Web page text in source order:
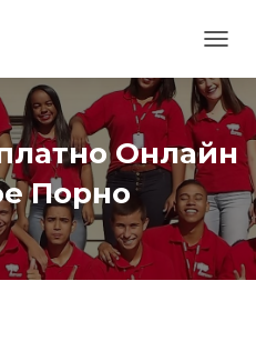
Онлайн
Порно